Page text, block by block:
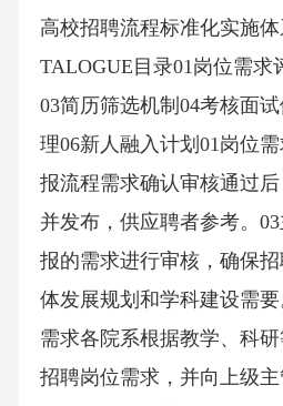
高校招聘流程标准化实施
TALOGUE目录01岗位需求
03简历筛选机制04考核面
理06新人融入计划01岗位
报流程需求确认审核通过
并发布，供应聘者参考。
报的需求进行审核，确保
体发展规划和学科建设需
需求各院系根据教学、科
招聘岗位需求，并向上级